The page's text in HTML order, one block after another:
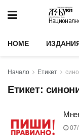
HOME
Начало Етикет
Етикет:
07/